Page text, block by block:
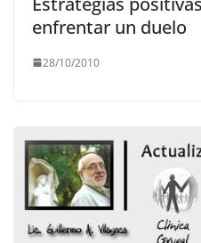
enfrentar un duelo
28/10/2010